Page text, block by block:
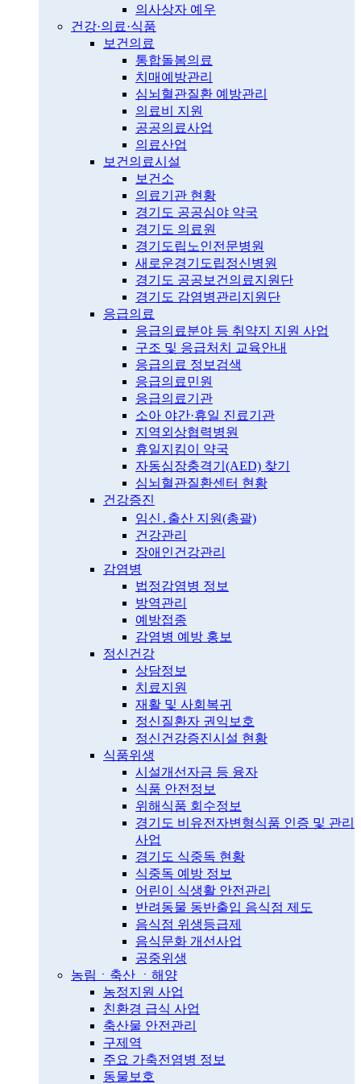
의사상자 예우
건강·의료·식품
보건의료
통합돌봄의료
치매예방관리
심뇌혈관질환 예방관리
의료비 지원
공공의료사업
의료산업
보건의료시설
보건소
의료기관 현황
경기도 공공심야 약국
경기도 의료원
경기도립노인전문병원
새로운경기도립정신병원
경기도 공공보건의료지원단
경기도 감염병관리지원단
응급의료
응급의료분야 등 취약지 지원 사업
구조 및 응급처치 교육안내
응급의료 정보검색
응급의료민원
응급의료기관
소아 야간·휴일 진료기관
지역외상협력병원
휴일지킴이 약국
자동심장충격기(AED) 찾기
심뇌혈관질환센터 현황
건강증진
임신․출산 지원(총괄)
건강관리
장애인건강관리
감염병
법정감염병 정보
방역관리
예방접종
감염병 예방 홍보
정신건강
상담정보
치료지원
재활 및 사회복귀
정신질환자 권익보호
정신건강증진시설 현황
식품위생
시설개선자금 등 융자
식품 안전정보
위해식품 회수정보
경기도 비유전자변형식품 인증 및 관리
사업
경기도 식중독 현황
식중독 예방 정보
어린이 식생활 안전관리
반려동물 동반출입 음식점 제도
음식점 위생등급제
음식문화 개선사업
공중위생
농림ㆍ축산 ㆍ해양
농정지원 사업
친환경 급식 사업
축산물 안전관리
구제역
주요 가축전염병 정보
동물보호